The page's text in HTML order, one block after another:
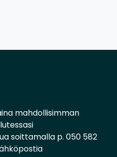
mahdollisimman
soittamalla p. 050 582